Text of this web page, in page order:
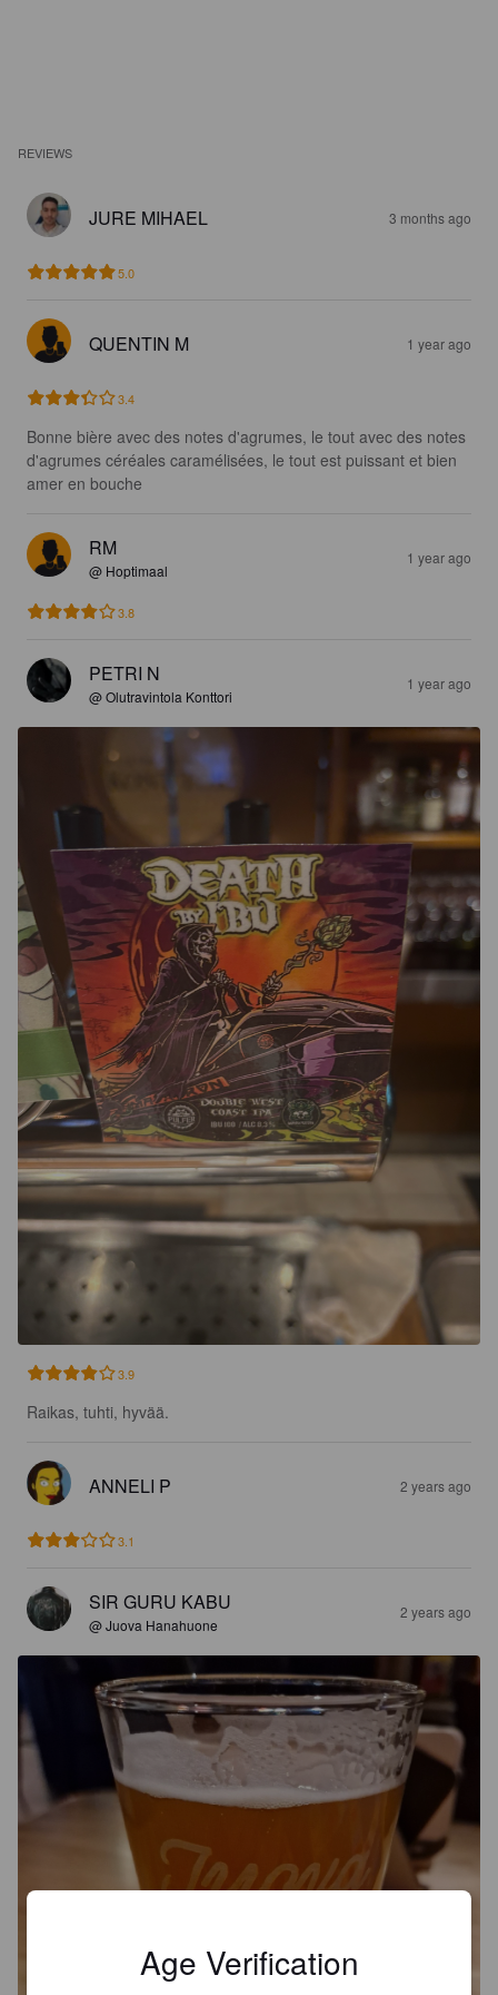
REVIEWS
JURE MIHAEL 3 months ago
5.0
QUENTIN M 1 year ago
3.4
Bonne bière avec des notes d'agrumes, le tout avec des notes
d'agrumes céréales caramélisées, le tout est puissant et bien
amer en bouche
RM
@ Hoptimaal
1 year ago
3.8
PETRI N
@ Olutravintola Konttori
1 year ago
3.9
Raikas, tuhti, hyvää.
ANNELI P 2 years ago
3.1
SIR GURU KABU
@ Juova Hanahuone
2 years ago
Age Verification